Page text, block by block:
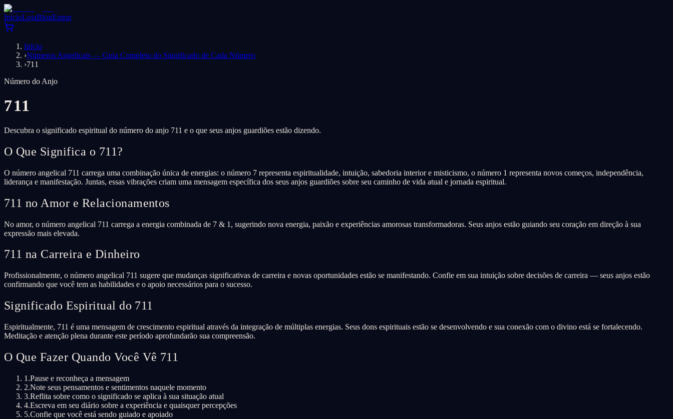
InícioLojaBlogEntrar
Início
›Números Angelicais — Guia Completo do Significado de Cada Número
›711
Número do Anjo
711
Descubra o significado espiritual do número do anjo 711 e o que seus anjos guardiões estão dizendo.
O Que Significa o 711?
O número angelical 711 carrega uma combinação única de energias: o número 7 representa espiritualidade, intuição, sabedoria interior e misticismo, o número 1 representa novos começos, independência,
liderança e manifestação. Juntas, essas vibrações criam uma mensagem específica dos seus anjos guardiões sobre seu caminho de vida atual e jornada espiritual.
711 no Amor e Relacionamentos
No amor, o número angelical 711 carrega a energia combinada de 7 & 1, sugerindo nova energia, paixão e experiências amorosas transformadoras. Seus anjos estão guiando seu coração em direção à sua
expressão mais elevada.
711 na Carreira e Dinheiro
Profissionalmente, o número angelical 711 sugere que mudanças significativas de carreira e novas oportunidades estão se manifestando. Confie em sua intuição sobre decisões de carreira — seus anjos estão
confirmando que você tem as habilidades e o apoio necessários para o sucesso.
Significado Espiritual do 711
Espiritualmente, 711 é uma mensagem de crescimento espiritual através da integração de múltiplas energias. Seus dons espirituais estão se desenvolvendo e sua conexão com o divino está se fortalecendo.
Meditação e atenção plena durante este período aprofundarão sua compreensão.
O Que Fazer Quando Você Vê 711
1.Pause e reconheça a mensagem
2.Note seus pensamentos e sentimentos naquele momento
3.Reflita sobre como o significado se aplica à sua situação atual
4.Escreva em seu diário sobre a experiência e quaisquer percepções
5.Confie que você está sendo guiado e apoiado